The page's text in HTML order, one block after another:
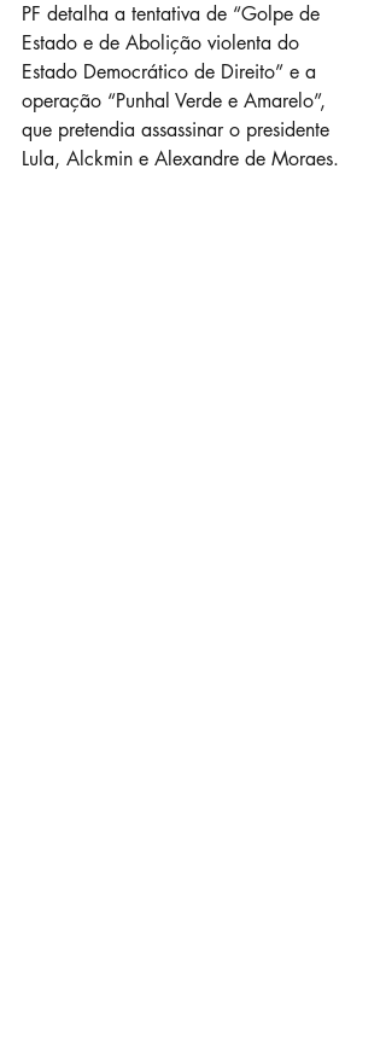
PF detalha a tentativa de “Golpe de
Estado e de Abolição violenta do
Estado Democrático de Direito” e a
operação “Punhal Verde e Amarelo”,
que pretendia assassinar o presidente
Lula, Alckmin e Alexandre de Moraes.